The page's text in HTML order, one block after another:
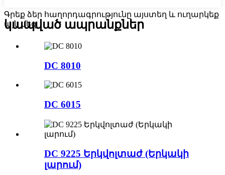
Գրեք ձեր հաղորդագրությունը այստեղ և ուղարկեք
այն մեզ
կապված ապրանքներ
DC 8010
DC 6015
DC 9225 Երկվոլտաժ (Երկակի
լարում)